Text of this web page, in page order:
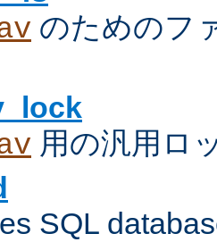
のためのフ
用の汎用ロ
SQL